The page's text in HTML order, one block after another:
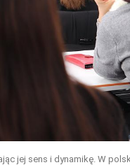
jej sens i dynamikę. W